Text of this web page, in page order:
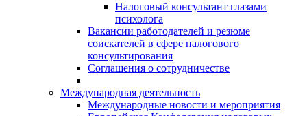
Налоговый консультант глазами
психолога
Вакансии работодателей и резюме
соискателей в сфере налогового
консультирования
Соглашения о сотрудничестве
Международная деятельность
Международные новости и мероприятия